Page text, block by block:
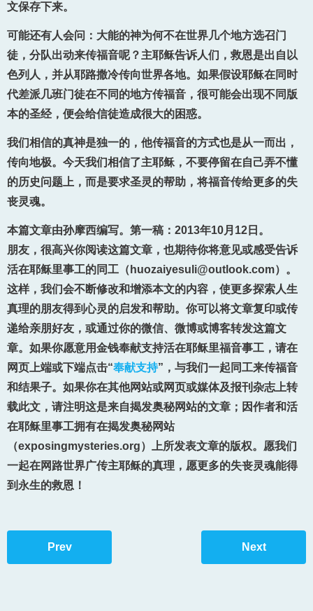
文保存下来。
可能还有人会问：大能的神为何不在世界几个地方选召门
徒，分队出动来传福音呢？主耶稣告诉人们，救恩是出自以
色列人，并从耶路撒冷传向世界各地。如果假设耶稣在同时
代差派几班门徒在不同的地方传福音，很可能会出现不同版
本的圣经，便会给信徒造成很大的困惑。
我们相信的真神是独一的，他传福音的方式也是从一而出，
传向地极。今天我们相信了主耶稣，不要停留在自己弄不懂
的历史问题上，而是要求圣灵的帮助，将福音传给更多的失
丧灵魂。
本篇文章由孙摩西编写。第一稿：2013年10月12日。
朋友，很高兴你阅读这篇文章，也期待你将意见或感受告诉
活在耶稣里事工的同工（huozaiyesuli@outlook.com）。
这样，我们会不断修改和增添本文的内容，使更多探索人生
真理的朋友得到心灵的启发和帮助。你可以将文章复印或传
递给亲朋好友，或通过你的微信、微博或博客转发这篇文
章。如果你愿意用金钱奉献支持活在耶稣里福音事工，请在
网页上端或下端点击“奉献支持”，与我们一起同工来传福音
和结果子。如果你在其他网站或网页或媒体及报刊杂志上转
载此文，请注明这是来自揭发奥秘网站的文章；因作者和活
在耶稣里事工拥有在揭发奥秘网站
（exposingmysteries.org）上所发表文章的版权。愿我们
一起在网路世界广传主耶稣的真理，愿更多的失丧灵魂能得
到永生的救恩！
Prev Next